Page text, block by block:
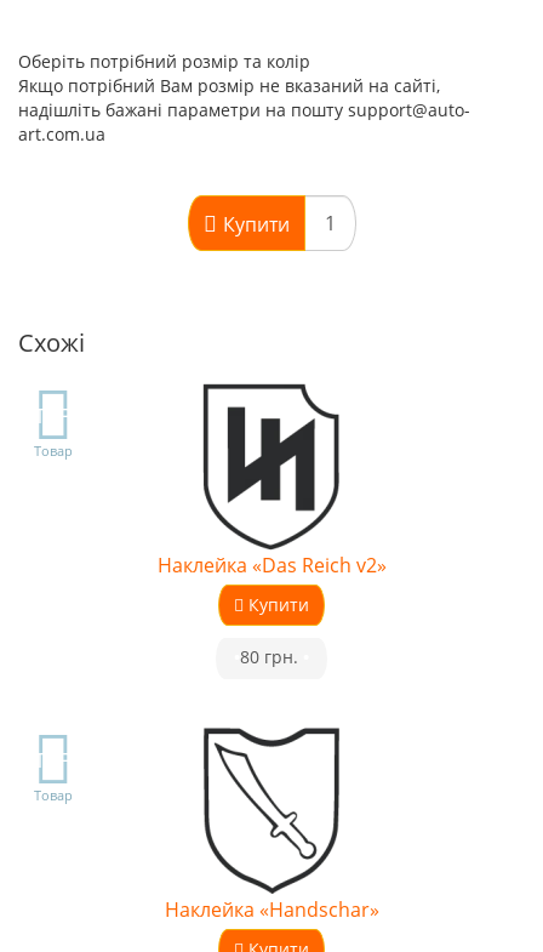
Оберіть потрібний розмір та колір
Якщо потрібний Вам розмір не вказаний на сайті,
надішліть бажані параметри на пошту support@auto-
art.com.ua
Купити
Схожі
TOP
Товар
Наклейка «Das Reich v2»
Купити
80 грн.
TOP
Товар
Наклейка «Handschar»